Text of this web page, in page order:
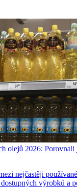
olejů 2026: Porovnali
nejčastěji
výrobků a